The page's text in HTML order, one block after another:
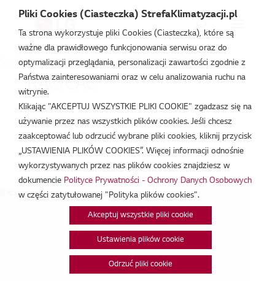
Strefa Klimatyzacji /Wydarzenia/RAC/CAC/RAC/CAC
RAC/CAC
lut 7, 2024
Data:07/02/2024
Godzina:9:00 - 14:00
Pliki Cookies (Ciasteczka) StrefaKlimatyzacji.pl
Ta strona wykorzystuje pliki Cookies (Ciasteczka), które są
ważne dla prawidłowego funkcjonowania serwisu oraz do
optymalizacji przeglądania, personalizacji zawartości zgodnie z
Państwa zainteresowaniami oraz w celu analizowania ruchu na
witrynie.
Klikając "AKCEPTUJ WSZYSTKIE PLIKI COOKIE" zgadzasz się na
używanie przez nas wszystkich plików cookies. Jeśli chcesz
zaakceptować lub odrzucić wybrane pliki cookies, kliknij przycisk
„USTAWIENIA PLIKÓW COOKIES”. Więcej informacji odnośnie
wykorzystywanych przez nas plików cookies znajdziesz w
dokumencie Polityce Prywatności - Ochrony Danych Osobowych
w części zatytułowanej "Polityka plików cookies".
Akceptuj wszystkie pliki cookie
Ustawienia plików cookie
Odrzuć pliki cookie